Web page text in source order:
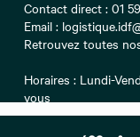
Contact direct : 01
Email :
Retrouvez toutes
Horaires : Lundi-
vous
Certifications :